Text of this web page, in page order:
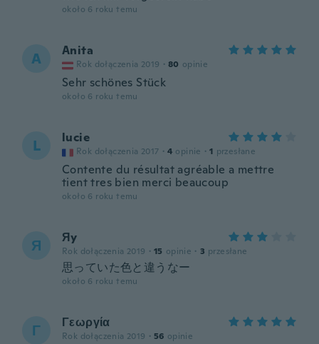
około 6 roku temu
A Anita
Rok dołączenia 2019 · 80 opinie
Sehr schönes Stück
około 6 roku temu
L lucie
Rok dołączenia 2017 · 4 opinie · 1 przesłane
Contente du résultat agréable a mettre
tient tres bien merci beaucoup
około 6 roku temu
Я Яy
Rok dołączenia 2019 · 15 opinie · 3 przesłane
思っていた色と違うなー
około 6 roku temu
Γ Γεωργία
Rok dołączenia 2019 · 56 opinie